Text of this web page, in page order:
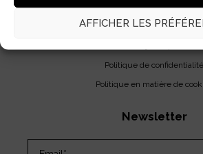
AFFICHER LESBlog
Politique de confidentialité
Politique en matière de
Newsletter